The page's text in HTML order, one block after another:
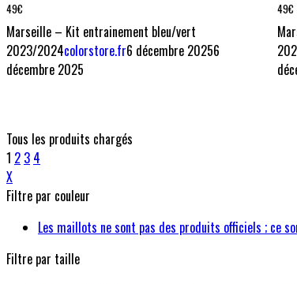
49€
Marseille – Kit entrainement bleu/vert
2023/2024colorstore.fr6 décembre 20256
décembre 2025
49€
Tous les produits chargés
1 2 3 4
X
Filtre par couleur
Les maillots ne sont pas des produits officiels ; ce
Filtre par taille